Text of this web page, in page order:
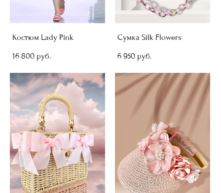
Костюм Lady Pink
16 800 pуб.
Сумка Silk Flowers
6 950 pуб.